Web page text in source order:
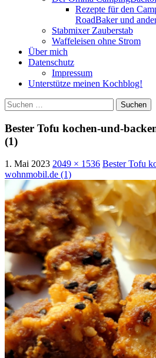
Rezepte für den
RoadBaker und
Stabmixer Zauberstab
Waffeleisen ohne Strom
Über mich
Datenschutz
Impressum
Unterstütze meinen Kochblog!
Suchen
nach:
Bester Tofu kochen-und-
(1)
1. Mai 2023 2049 × 1536 Bester Tofu
wohnmobil.de (1)